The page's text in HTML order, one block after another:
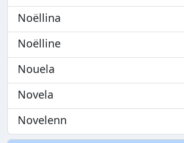
Noëllina
Noëlline
Nouela
Novela
Novelenn